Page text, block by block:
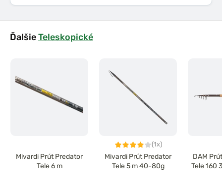
ĎalšieTeleskopické
Mivardi Prút Predator
Tele 6 m
(1x)
Mivardi Prút Predator
Tele 5 m 40-80g
DAM
Tele 160